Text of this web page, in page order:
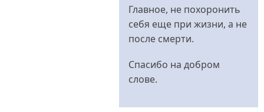
Владимир
Иванович
Главное, не похоронить
себя еще при жизни, а не
после смерти.
Спасибо на добром
слове.